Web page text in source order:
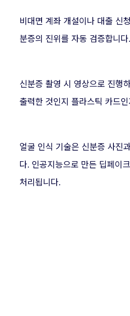
비대면 계좌 개설이나 대출 신
분증의 진위를 자동 검증합니
신분증 촬영 시 영상으로 진행
출력한 것인지 플라스틱 카드
얼굴 인식 기술은 신분증 사진
다. 인공지능으로 만든 딥페이
처리됩니다.